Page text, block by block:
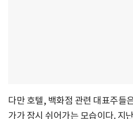
다만 호텔, 백화점 관련 대표주들
가가 잠시 쉬어가는 모습이다. 지